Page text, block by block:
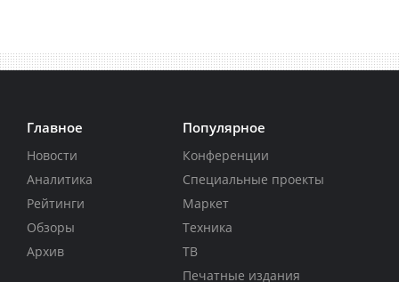
Главное
Новости
Аналитика
Рейтинги
Обзоры
Архив
Популярное
Конференции
Специальные проекты
Маркет
Техника
ТВ
Печатные издания